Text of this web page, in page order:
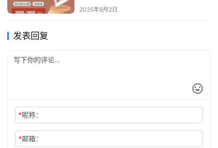
2025年9月2日
发表回复
*昵称：
*邮箱：